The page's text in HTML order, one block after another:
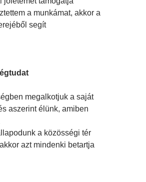
a munkámat, akkor a
segít
megalkotjuk a saját
aszerint élünk, amiben
a közösségi tér
azt mindenki betartja